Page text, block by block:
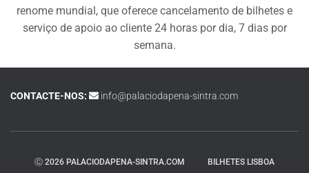
renome mundial, que oferece cancelamento de bilhetes e
serviço de apoio ao cliente 24 horas por dia, 7 dias por
semana.
CONTACTE-NOS: info@palaciodapena-sintra.com
Ⓒ 2026 PALACIODAPENA-SINTRA.COM BILHETES LISBOA